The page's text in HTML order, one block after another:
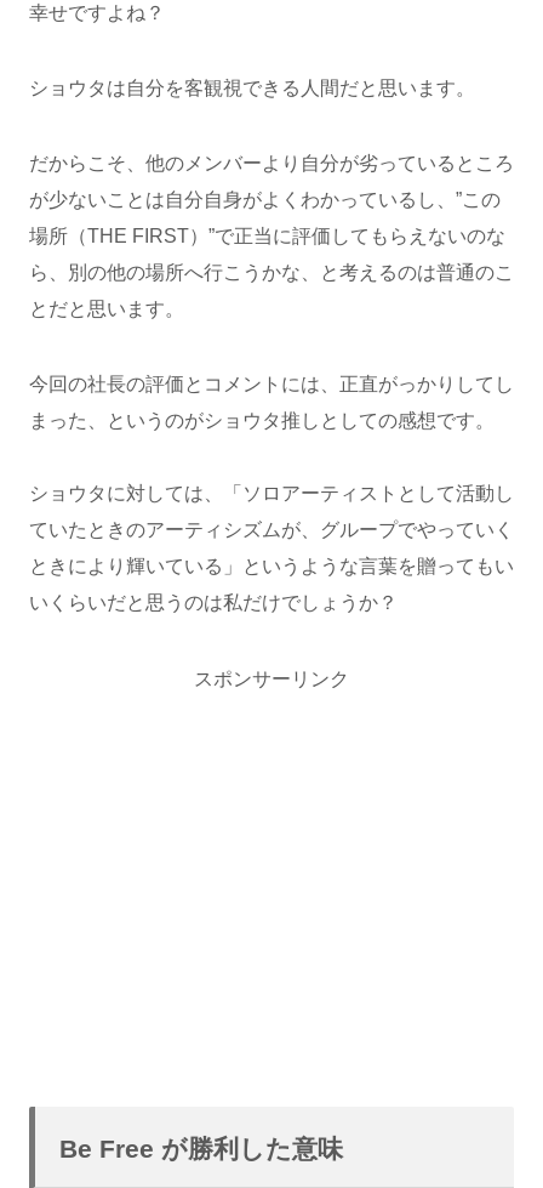
幸せですよね？
ショウタは自分を客観視できる人間だと思います。
だからこそ、他のメンバーより自分が劣っているところ
が少ないことは自分自身がよくわかっているし、”この
場所（THE FIRST）”で正当に評価してもらえないのな
ら、別の他の場所へ行こうかな、と考えるのは普通のこ
とだと思います。
今回の社長の評価とコメントには、正直がっかりしてし
まった、というのがショウタ推しとしての感想です。
ショウタに対しては、「ソロアーティストとして活動し
ていたときのアーティシズムが、グループでやっていく
ときにより輝いている」というような言葉を贈ってもい
いくらいだと思うのは私だけでしょうか？
スポンサーリンク
Be Free が勝利した意味